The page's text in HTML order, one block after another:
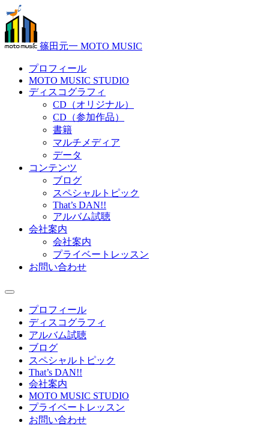
篠田元一 MOTO MUSIC
プロフィール
MOTO MUSIC STUDIO
ディスコグラフィ
CD（オリジナル）
CD（参加作品）
書籍
マルチメディア
データ
コンテンツ
ブログ
スペシャルトピック
That’s DAN!!
アルバム試聴
会社案内
会社案内
プライベートレッスン
お問い合わせ
プロフィール
ディスコグラフィ
アルバム試聴
ブログ
スペシャルトピック
That’s DAN!!
会社案内
MOTO MUSIC STUDIO
プライベートレッスン
お問い合わせ